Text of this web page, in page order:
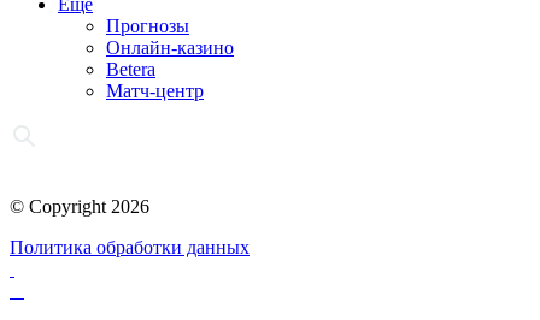
Еще
Прогнозы
Онлайн-казино
Betera
Матч-центр
© Copyright 2026
Политика обработки данных